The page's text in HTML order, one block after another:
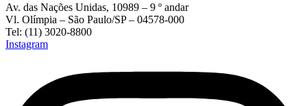
Av. das Nações Unidas, 10989 – 9 º andar
Vl. Olímpia – São Paulo/SP – 04578-000
Tel: (11) 3020-8800
Instagram